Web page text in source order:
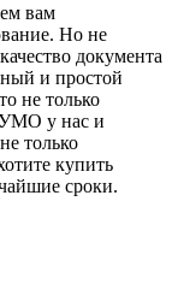
вам
Но не
документа
и простой
не только
у нас и
только
купить
сроки.